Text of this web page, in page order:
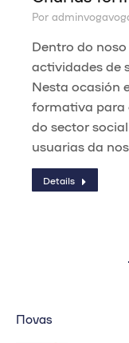
Por
Dentro do
actividades de
Nesta ocasión
formativa para
do sector
usuarias da
Details
Novas